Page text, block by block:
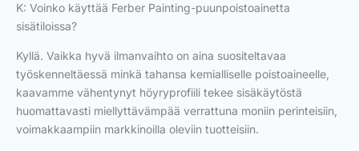
K: Voinko käyttää Ferber Painting-puunpoistoainetta
sisätiloissa?
Kyllä. Vaikka hyvä ilmanvaihto on aina suositeltavaa
työskenneltäessä minkä tahansa kemialliselle poistoaineelle,
kaavamme vähentynyt höyryprofiili tekee sisäkäytöstä
huomattavasti miellyttävämpää verrattuna moniin perinteisiin,
voimakkaampiin markkinoilla oleviin tuotteisiin.